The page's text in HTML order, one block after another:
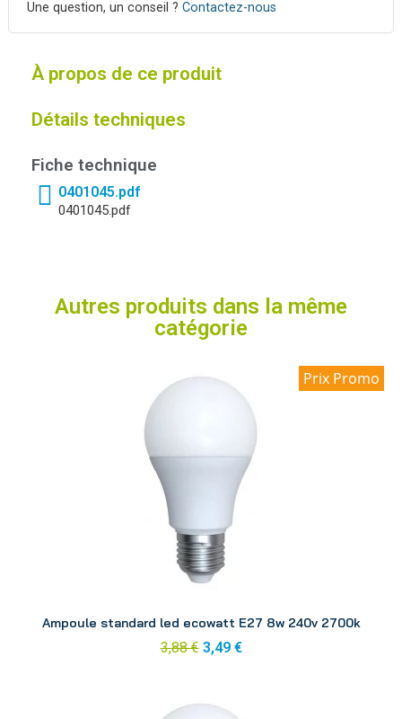
Une question, un conseil ? Contactez-nous
À propos de ce produit
Détails techniques
Fiche technique
0401045.pdf
0401045.pdf
Autres produits dans la même
catégorie
Prix Promo
Ampoule standard led ecowatt E27 8w 240v 2700k
3,88 € 3,49 €